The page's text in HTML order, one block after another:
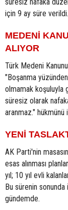
için 9 ay süre verildi.
MEDENİ
ALIYOR
Türk Medeni
"Boşanma
olmamak koşuluyla
süresiz olarak
aranmaz." hükmünü
YENİ
AK Parti'nin
esas alınması
yıl; 10 yıl evli
Bu sürenin
gündemde.